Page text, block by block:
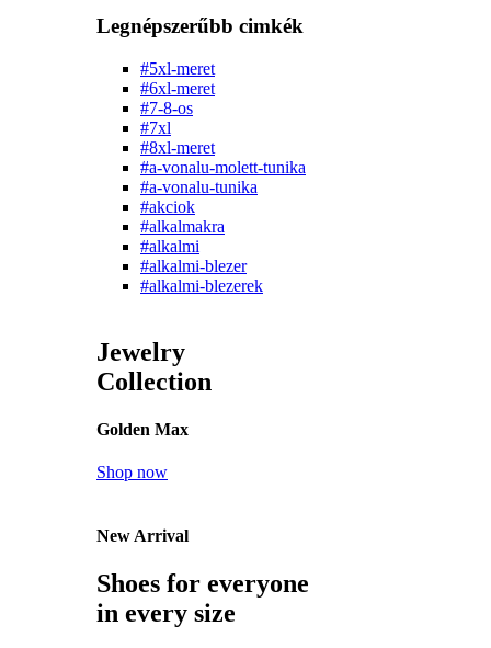
Legnépszerűbb cimkék
#5xl-meret
#6xl-meret
#7-8-os
#7xl
#8xl-meret
#a-vonalu-molett-tunika
#a-vonalu-tunika
#akciok
#alkalmakra
#alkalmi
#alkalmi-blezer
#alkalmi-blezerek
Jewelry
Collection
Golden Max
Shop now
New Arrival
Shoes for everyone
in every size